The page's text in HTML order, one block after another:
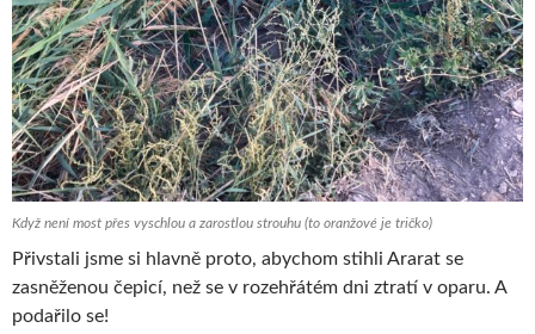
Když není most přes vyschlou a zarostlou strouhu (to oranžové je tričko)
Přivstali jsme si hlavně proto, abychom stihli Ararat se
zasněženou čepicí, než se v rozehřátém dni ztratí v oparu. A
podařilo se!